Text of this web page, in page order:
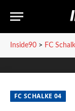
Inside90 > FC
FC SCHALKE 04